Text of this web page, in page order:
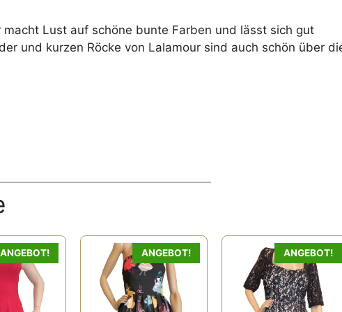
Lust auf schöne bunte Farben und lässt sich gut
und kurzen Röcke von Lalamour sind auch schön über
ANGEBOT! ANGEBOT! ANGEBOT!